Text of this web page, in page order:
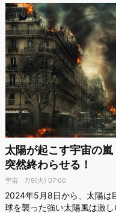
太陽が起こす宇宙の
突然終わらせる！
宇宙 7/9(火) 07:00
2024年5月8日から、太陽は
球を襲った強い太陽風は激